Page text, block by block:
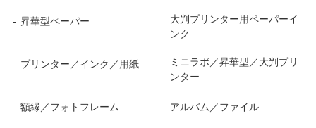
昇華型ペーパー
大判プリンター用ペーパーイ
ンク
プリンター／インク／用紙
ミニラボ／昇華型／大判プリ
ンター
額縁／フォトフレーム アルバム／ファイル